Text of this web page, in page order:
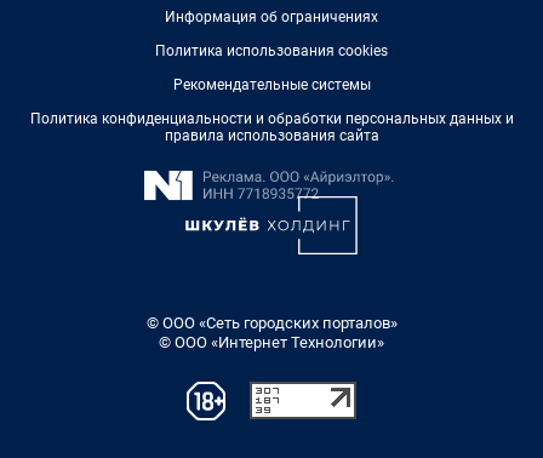
Информация об ограничениях
Политика использования cookies
Рекомендательные системы
Политика конфиденциальности и обработки персональных данных и
правила использования сайта
© ООО «Сеть городских порталов»
© ООО «Интернет Технологии»